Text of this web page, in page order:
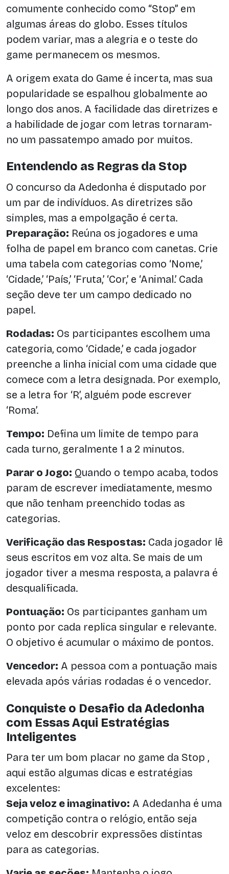
comumente conhecido como “Stop” em
algumas áreas do globo. Esses títulos
podem variar, mas a alegria e o teste do
game permanecem os mesmos.
A origem exata do Game é incerta, mas sua
popularidade se espalhou globalmente ao
longo dos anos. A facilidade das diretrizes e
a habilidade de jogar com letras tornaram-
no um passatempo amado por muitos.
Entendendo as Regras da Stop
O concurso da Adedonha é disputado por
um par de indivíduos. As diretrizes são
simples, mas a empolgação é certa.
Preparação: Reúna os jogadores e uma
folha de papel em branco com canetas. Crie
uma tabela com categorias como ‘Nome,’
‘Cidade,’ ‘País,’ ‘Fruta,’ ‘Cor,’ e ‘Animal.’ Cada
seção deve ter um campo dedicado no
papel.
Rodadas: Os participantes escolhem uma
categoria, como ‘Cidade,’ e cada jogador
preenche a linha inicial com uma cidade que
comece com a letra designada. Por exemplo,
se a letra for ‘R’, alguém pode escrever
‘Roma’.
Tempo: Defina um limite de tempo para
cada turno, geralmente 1 a 2 minutos.
Parar o Jogo: Quando o tempo acaba, todos
param de escrever imediatamente, mesmo
que não tenham preenchido todas as
categorias.
Verificação das Respostas: Cada jogador lê
seus escritos em voz alta. Se mais de um
jogador tiver a mesma resposta, a palavra é
desqualificada.
Pontuação: Os participantes ganham um
ponto por cada replica singular e relevante.
O objetivo é acumular o máximo de pontos.
Vencedor: A pessoa com a pontuação mais
elevada após várias rodadas é o vencedor.
Conquiste o Desafio da Adedonha
com Essas Aqui Estratégias
Inteligentes
Para ter um bom placar no game da Stop ,
aqui estão algumas dicas e estratégias
excelentes:
Seja veloz e imaginativo: A Adedanha é uma
competição contra o relógio, então seja
veloz em descobrir expressões distintas
para as categorias.